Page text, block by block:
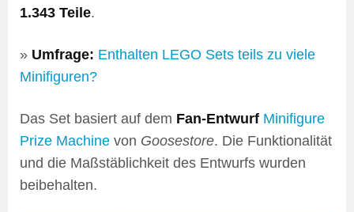
1.343 Teile.
» Umfrage: Enthalten LEGO Sets teils zu viele
Minifiguren?
Das Set basiert auf dem Fan-Entwurf Minifigure
Prize Machine von Goosestore. Die Funktionalität
und die Maßstäblichkeit des Entwurfs wurden
beibehalten.